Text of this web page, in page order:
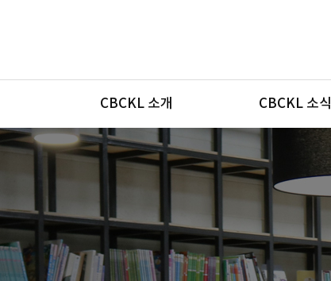
메뉴
CBCKL 소개 CBCKL 소식